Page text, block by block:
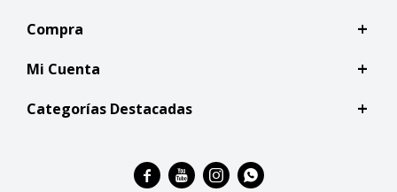
Compra
Mi Cuenta
Categorías Destacadas
   